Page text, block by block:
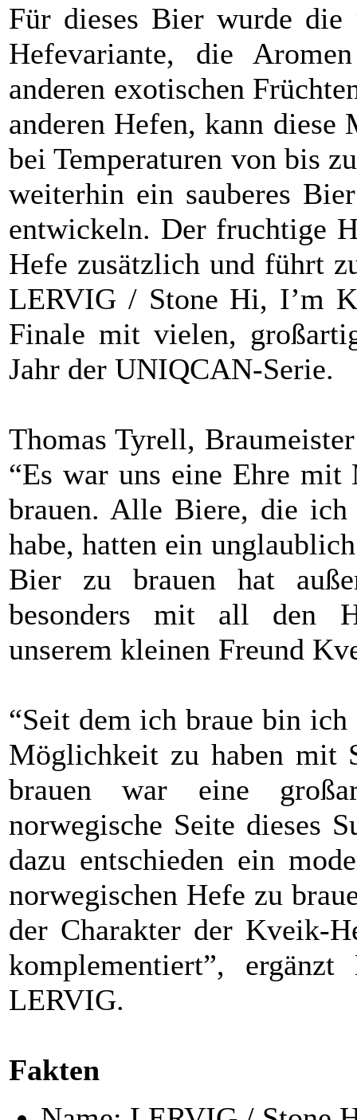
Für dieses Bier wurde
Hefevariante, die
anderen exotischen
anderen Hefen, kann diese
bei Temperaturen von bis
weiterhin ein sauberes
entwickeln. Der fruchtige
Hefe zusätzlich und führt
LERVIG / Stone Hi, I’m
Finale mit vielen,
Jahr der UNIQCAN-Serie.
Thomas Tyrell,
“Es war uns eine Ehre
brauen. Alle Biere, die
habe, hatten ein
Bier zu brauen hat
besonders mit all den
unserem kleinen Freund
“Seit dem ich braue bin
Möglichkeit zu haben mit
brauen war eine
norwegische Seite dieses
dazu entschieden ein
norwegischen Hefe zu
der Charakter der Kveik-
komplementiert”,
LERVIG.
Fakten